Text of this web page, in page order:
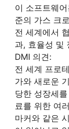
이 소프트웨
준의 가스 크
전 세계에서
과, 효율성 및
DMI 의견:
전 세계 프로
가와 새로운
당한 성장세
료를 위한 여
마커와 같은